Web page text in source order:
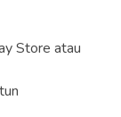
Store atau